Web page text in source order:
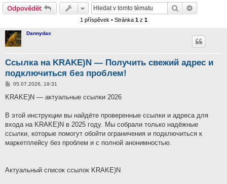
Odpovědět Hledat
1 příspěvek • Stránka 1z 1
Dannydax
Ссылка на KRAKE)N — Получить свежий адрес и
подключиться без проблем!
P
í
ě
e
k
05.07.2026, 19:31
KRAKE)N — актуальные ссылки 2026
В этой инструкции вы найдёте проверенные ссылки и адреса для
входа на KRAKE)N в 2025 году. Мы собрали только надёжные
ссылки, которые помогут обойти ограничения и подключиться к
маркетплейсу без проблем и с полной анонимностью.
Актуальный список ссылок KRAKE)N